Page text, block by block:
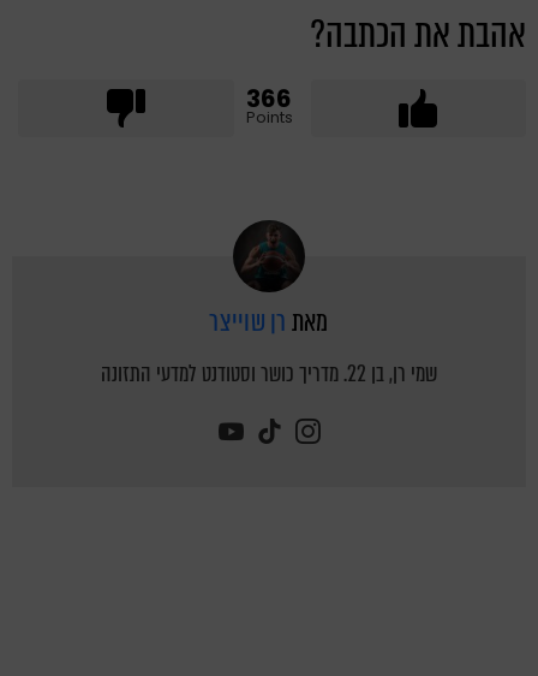
אהבת את הכתבה?
366
Points
מאתרן שוייצר
שמי רן, בן 22. מדריך כושר וסטודנט למדעי התזונה